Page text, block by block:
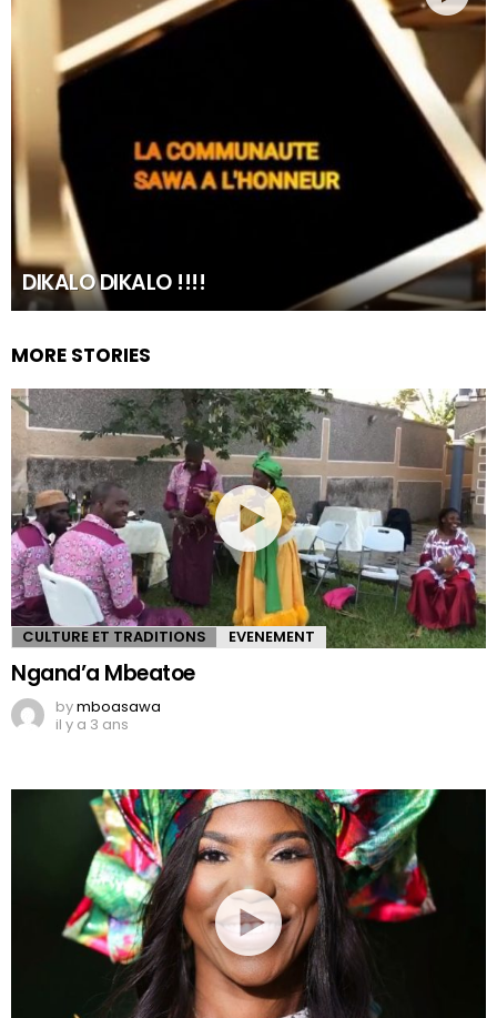
DIKALO DIKALO !!!!
MORE STORIES
CULTURE ET TRADITIONS EVENEMENT
Ngand’a Mbeatoe
bymboasawa
il y a 3 ans